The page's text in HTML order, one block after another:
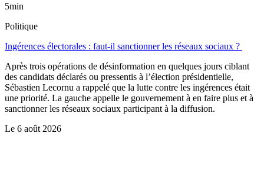
5min
Politique
Ingérences électorales : faut-il sanctionner les réseaux sociaux ?
Après trois opérations de désinformation en quelques jours ciblant
des candidats déclarés ou pressentis à l’élection présidentielle,
Sébastien Lecornu a rappelé que la lutte contre les ingérences était
une priorité. La gauche appelle le gouvernement à en faire plus et à
sanctionner les réseaux sociaux participant à la diffusion.
Le 6 août 2026